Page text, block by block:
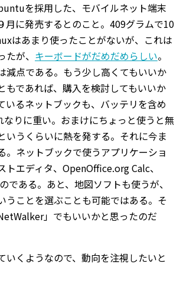
を採用した、モバイルネット端末
月に発売するとのこと。409グラムで10
はあまり使ったことがないが、これは
が、 キーボードがだめだめらしい。
減点である。もう少し高くてもいいか
もであれば、購入を検討してもいいか
いるネットブックも、バッテリを含め
なりに重い。おまけにちょっと使うと無
いうくらいに熱を発する。それに今ま
。ネットブックで使うアプリケーショ
トエディタ、OpenOffice.org Calc、
である。あと、地図ソフトも使うが、
うことを選ぶことも可能ではある。そ
」でもいいかと思ったのだ
いくようなので、動向を注視したいと